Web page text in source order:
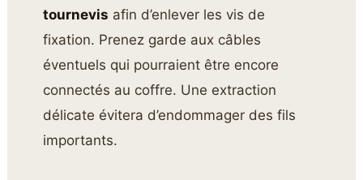
tournevis afin d’enlever les vis de
fixation. Prenez garde aux câbles
éventuels qui pourraient être encore
connectés au coffre. Une extraction
délicate évitera d’endommager des fils
importants.